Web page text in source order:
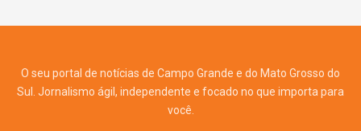
O seu portal de notícias de Campo Grande e do Mato Grosso do
Sul. Jornalismo ágil, independente e focado no que importa para
você.